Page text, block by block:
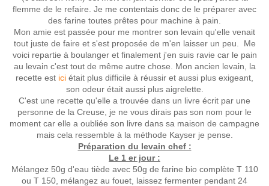
flemme de le refaire. Je me contentais donc de le préparer avec
des farine toutes prêtes pour machine à pain.
Mon amie est passée pour me montrer son levain qu'elle venait
tout juste de faire et s'est proposée de m'en laisser un peu. Me
voici repartie à boulanger et finalement j'en suis ravie car le pain
au levain c'est tout de même autre chose. Mon ancien levain, la
recette est ici était plus difficile à réussir et aussi plus exigeant,
son odeur était aussi plus aigrelette.
C'est une recette qu'elle a trouvée dans un livre écrit par une
personne de la Creuse, je ne vous dirais pas son nom pour le
moment car elle a oubliée son livre dans sa maison de campagne
mais cela ressemble à la méthode Kayser je pense.
Préparation du levain chef :
Le 1 er jour :
Mélangez 50g d'eau tiède avec 50g de farine bio complète T 110
ou T 150, mélangez au fouet, laissez fermenter pendant 24